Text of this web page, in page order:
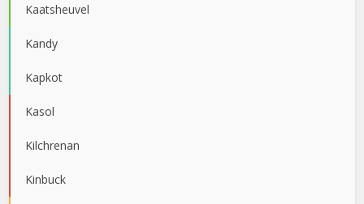
Kaatsheuvel
Kandy
Kapkot
Kasol
Kilchrenan
Kinbuck